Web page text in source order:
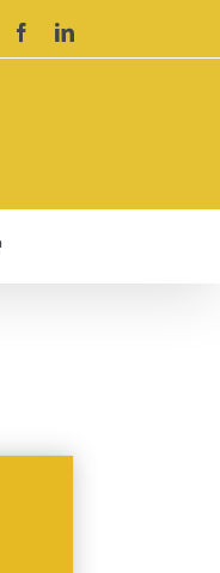
FacebookLinkedIn